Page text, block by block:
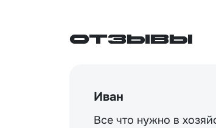
Отзывы
Иван
Все что нужно в